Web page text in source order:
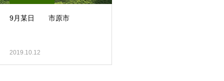
9月某日 市原市
2019.10.12